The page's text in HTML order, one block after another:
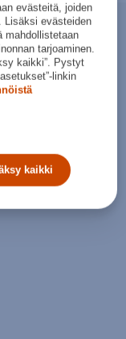
päivässä.
K-Plussa-pisteitä.
evästeitä, joiden
Lisäksi evästeiden
mahdollistetaan
tarjoaminen.
kaikki”. Pystyt
linkin
kaikki